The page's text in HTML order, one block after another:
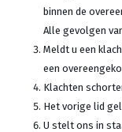
binnen de
Alle gevolgen
Meldt u een
een
Klachten
Het vorige lid
U stelt ons in